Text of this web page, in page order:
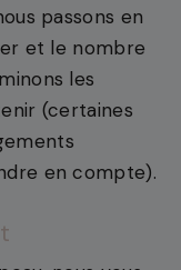
passons en
et le nombre
les
(certaines
en compte).